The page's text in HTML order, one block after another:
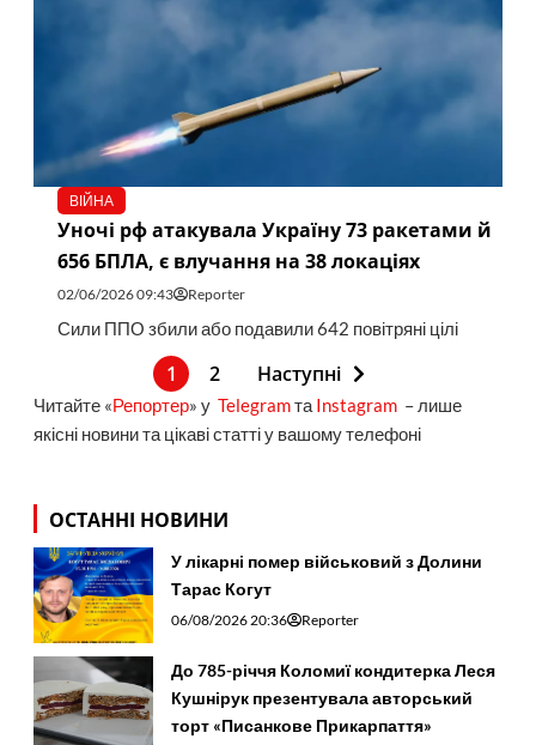
ВІЙНА
Уночі рф атакувала Україну 73 ракетами й
656 БПЛА, є влучання на 38 локаціях
02/06/2026 09:43 Reporter
Сили ППО збили або подавили 642 повітряні цілі
1 2 Наступні
Читайте «Репортер» у Telegramта Instagram– лише
якісні новини та цікаві статті у вашому телефоні
ОСТАННІ НОВИНИ
У лікарні помер військовий з Долини
Тарас Когут
06/08/2026 20:36 Reporter
До 785-річчя Коломиї кондитерка Леся
Кушнірук презентувала авторський
торт «Писанкове Прикарпаття»